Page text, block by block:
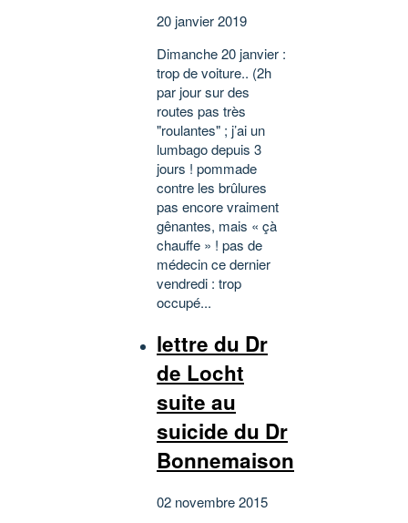
20 janvier 2019
Dimanche 20 janvier :
trop de voiture.. (2h
par jour sur des
routes pas très
"roulantes" ; j’ai un
lumbago depuis 3
jours ! pommade
contre les brûlures
pas encore vraiment
gênantes, mais « çà
chauffe » ! pas de
médecin ce dernier
vendredi : trop
occupé...
lettre du Dr
de Locht
suite au
suicide du Dr
Bonnemaison
02 novembre 2015